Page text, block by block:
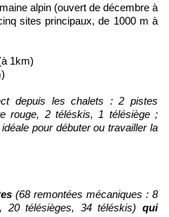
alpin (ouvert de décembre à
sites principaux, de 1000 m à
1km)
depuis les chalets : 2 pistes
rouge, 2 téléskis, 1 télésiège ;
pour débuter ou travailler la
(68 remontées mécaniques : 8
20 télésièges, 34 téléskis) qui